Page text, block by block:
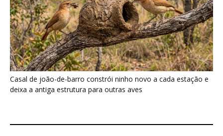
Tiê-sangue acumula carotenoides da fruta na
plumagem e só o macho...
8 de agosto de 2026
Aruá respira com pulmão e brânquias, usa
sifão até a superfície...
8 de agosto de 2026